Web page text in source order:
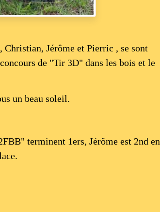
Christian,Jérômeet Pierric , se sont
de "Tir 3D" dans les bois et le
un beau soleil.
terminent 1ers, Jérôme est 2nd en